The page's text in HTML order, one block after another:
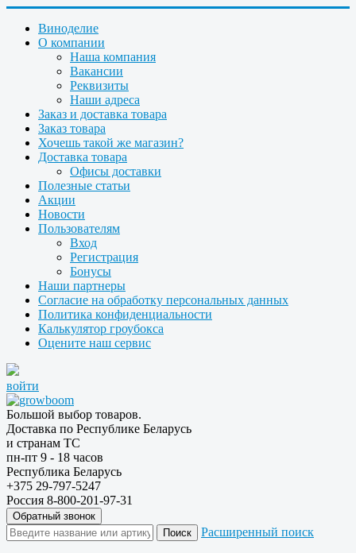
Виноделие
О компании
Наша компания
Вакансии
Реквизиты
Наши адреса
Заказ и доставка товара
Заказ товара
Хочешь такой же магазин?
Доставка товара
Офисы доставки
Полезные статьи
Акции
Новости
Пользователям
Вход
Регистрация
Бонусы
Наши партнеры
Согласие на обработку персональных данных
Политика конфиденциальности
Калькулятор гроубокса
Оцените наш сервис
войти
Большой выбор товаров.
Доставка по Республике Беларусь
и странам ТС
пн-пт 9 - 18 часов
Республика Беларусь
+375 29-797-5247
Россия 8-800-201-97-31
Обратный звонок
Расширенный поиск